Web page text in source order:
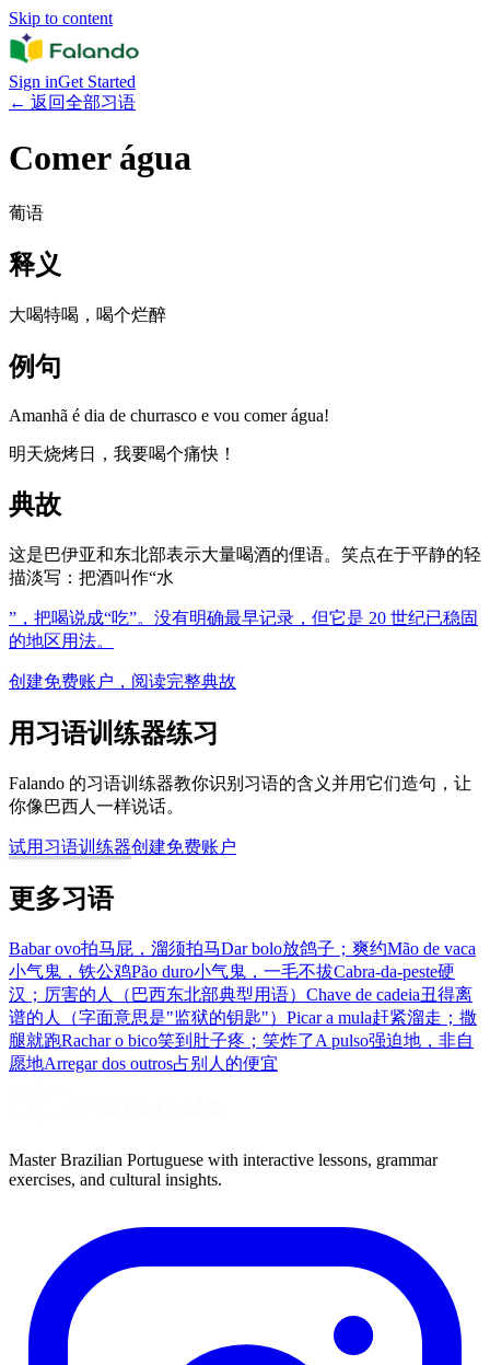
Skip to content
Sign inGet Started
← 返回全部习语
Comer água
葡语
释义
大喝特喝，喝个烂醉
例句
Amanhã é dia de churrasco e vou comer água!
明天烧烤日，我要喝个痛快！
典故
这是巴伊亚和东北部表示大量喝酒的俚语。笑点在于平静的轻
描淡写：把酒叫作“水
”，把喝说成“吃”。没有明确最早记录，但它是 20 世纪已稳固
的地区用法。
创建免费账户，阅读完整典故
用习语训练器练习
Falando 的习语训练器教你识别习语的含义并用它们造句，让
你像巴西人一样说话。
试用习语训练器创建免费账户
更多习语
Babar ovo拍马屁，溜须拍马Dar bolo放鸽子；爽约Mão de vaca
小气鬼，铁公鸡Pão duro小气鬼，一毛不拔Cabra-da-peste硬
汉；厉害的人（巴西东北部典型用语） Chave de cadeia丑得离
谱的人（字面意思是"监狱的钥匙"） Picar a mula赶紧溜走；撒
腿就跑Rachar o bico笑到肚子疼；笑炸了A pulso强迫地，非自
愿地Arregar dos outros占别人的便宜
Master Brazilian Portuguese with interactive lessons, grammar
exercises, and cultural insights.